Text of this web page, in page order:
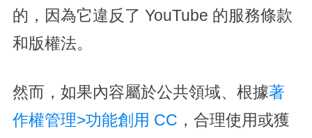
的，因為它違反了 YouTube 的服務條款
和版權法。
然而，如果內容屬於公共領域、根據著
作權管理>功能創用 CC ，合理使用或獲